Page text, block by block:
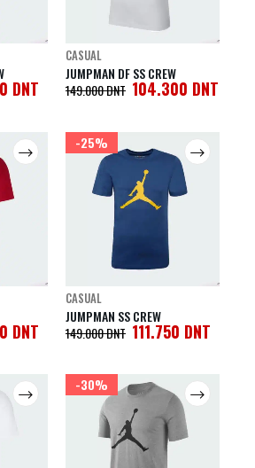
DNT
CASUAL
JUMPMAN DF SS CREW
149.000DNT 104.300 DNT
DNT
-25%
CASUAL
JUMPMAN SS CREW
149.000DNT 111.750 DNT
-30%